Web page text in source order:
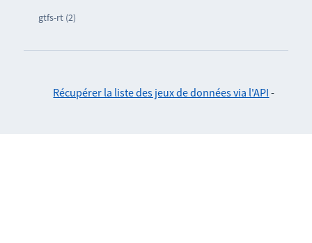
gtfs-rt (2)
Récupérer la liste des jeux de données via l'API -